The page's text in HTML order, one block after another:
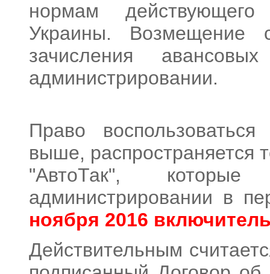
нормам действующего
Украины. Возмещение
зачисления
администрировании.
Право
выше, распространяется
"АвтоТак",
администрировании в
ноября 2016
Действительным